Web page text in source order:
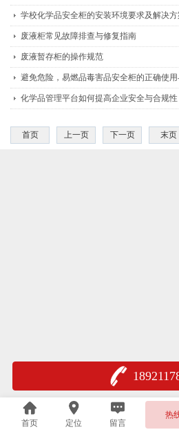
学校化学品安全柜的安装环境要求及解决方
废液柜常见故障排查与修复指南
废液暂存柜的操作规范
避免危险，易燃品毒害品安全柜的正确使
化学品管理平台如何提高企业安全与合规性
首页 上一页 下一页 末页
首页 定位 留言
热